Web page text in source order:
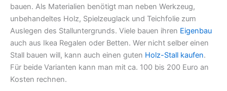
bauen. Als Materialien benötigt man neben Werkzeug,
unbehandeltes Holz, Spielzeuglack und Teichfolie zum
Auslegen des Stalluntergrunds. Viele bauen ihren Eigenbau
auch aus Ikea Regalen oder Betten. Wer nicht selber einen
Stall bauen will, kann auch einen guten Holz-Stall kaufen.
Für beide Varianten kann man mit ca. 100 bis 200 Euro an
Kosten rechnen.